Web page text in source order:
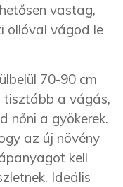
vastag,
ollóval vágod le
70-90 cm
tisztább a vágás,
nőni a gyökerek.
az új növény
kell
Ideális